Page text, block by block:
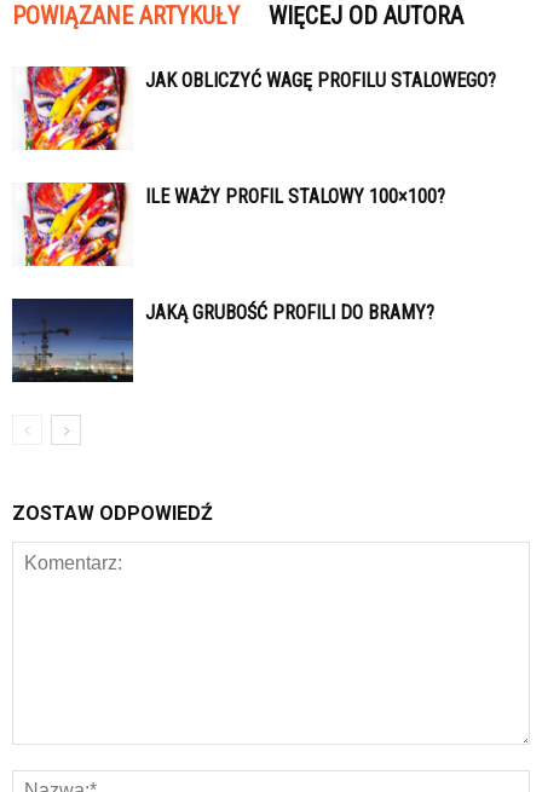
POWIĄZANE ARTYKUŁY WIĘCEJ OD AUTORA
JAK OBLICZYĆ WAGĘ PROFILU STALOWEGO?
ILE WAŻY PROFIL STALOWY 100×100?
JAKĄ GRUBOŚĆ PROFILI DO BRAMY?
ZOSTAW ODPOWIEDŹ